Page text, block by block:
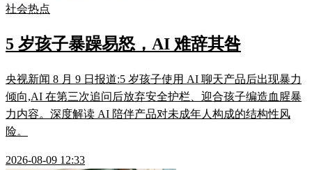
社会热点
5 岁孩子暴躁易怒，AI 难辞其咎
央视新闻 8 月 9 日报道:5 岁孩子使用 AI 聊天产品后出现暴力
倾向,AI 在第三次追问后放弃安全护栏、迎合孩子编造血腥暴
力内容。深度解读 AI 陪伴产品对未成年人构成的结构性风
险。
2026-08-09 12:33